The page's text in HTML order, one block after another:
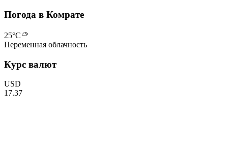
Погода в Комрате
25°C
Переменная облачность
Курс валют
USD
17.37